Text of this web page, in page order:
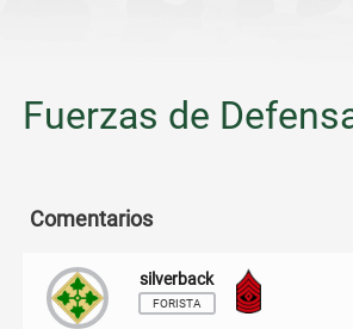
Fuerzas de
Comentarios
silverback
FORISTA